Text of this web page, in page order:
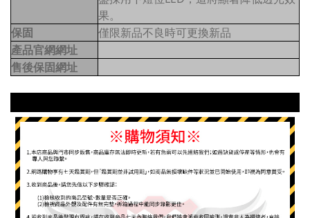
果。
保固
僅限新品不良時可更換新品
產品官網網址
售後保固網址